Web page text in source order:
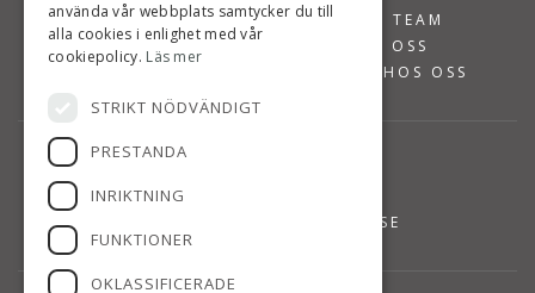
BOSTÄDER TILL SALU
SÄLJA BOSTAD
VÄRDERA BOSTAD
VÅRT TEAM
OM OSS
JOBBA HOS OSS
INFO@SUSANNEPERSSON.SE
använda vår webbplats samtycker du till
alla cookies i enlighet med vår
cookiepolicy. Läs mer
STRIKT NÖDVÄNDIGT
PRESTANDA
INRIKTNING
FUNKTIONER
OKLASSIFICERADE